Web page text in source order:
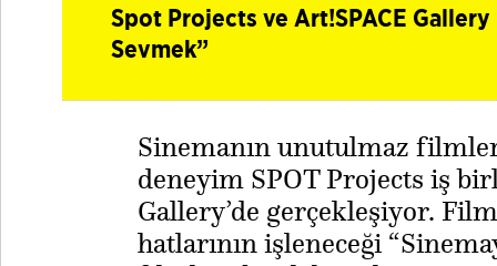
Spot Projects ve Art!SPACE
Sevmek”
Sinemanın unutulmaz
deneyim SPOT Projects iş
Gallery’de gerçekleşiyor.
hatlarının işleneceği